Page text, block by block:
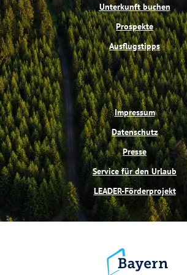
t m
Unterkunft buchen
Prospekte
Ausflugstipps
Impressum
Datenschutz
Presse
Service für den Urlaub
LEADER-Förderprojekt